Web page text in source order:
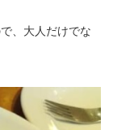
、大人だけでな